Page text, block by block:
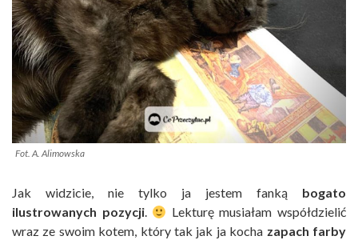
Fot. A. Alimowska
Jak widzicie, nie tylko ja jestem fanką bogato
ilustrowanych pozycji.
Lekturę musiałam współdzielić
wraz ze swoim kotem, który tak jak ja kocha zapach farby